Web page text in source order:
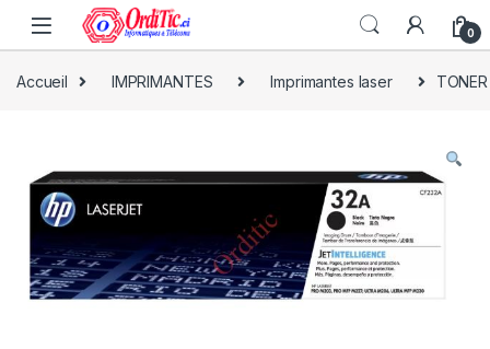
0
Accueil IMPRIMANTES Imprimantes laser